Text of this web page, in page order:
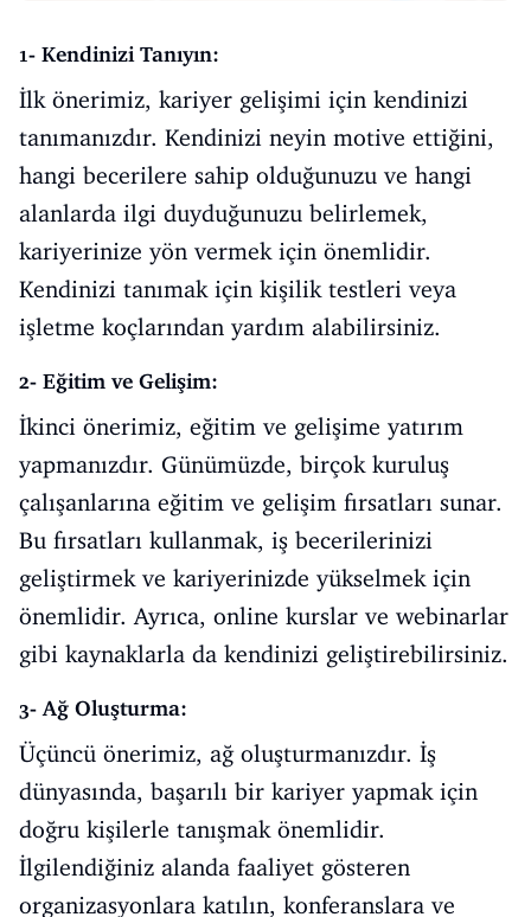
1- Kendinizi Tanıyın:
İlk önerimiz, kariyer gelişimi için kendinizi
tanımanızdır. Kendinizi neyin motive ettiğini,
hangi becerilere sahip olduğunuzu ve hangi
alanlarda ilgi duyduğunuzu belirlemek,
kariyerinize yön vermek için önemlidir.
Kendinizi tanımak için kişilik testleri veya
işletme koçlarından yardım alabilirsiniz.
2- Eğitim ve Gelişim:
İkinci önerimiz, eğitim ve gelişime yatırım
yapmanızdır. Günümüzde, birçok kuruluş
çalışanlarına eğitim ve gelişim fırsatları sunar.
Bu fırsatları kullanmak, iş becerilerinizi
geliştirmek ve kariyerinizde yükselmek için
önemlidir. Ayrıca, online kurslar ve webinarlar
gibi kaynaklarla da kendinizi geliştirebilirsiniz.
3- Ağ Oluşturma:
Üçüncü önerimiz, ağ oluşturmanızdır. İş
dünyasında, başarılı bir kariyer yapmak için
doğru kişilerle tanışmak önemlidir.
İlgilendiğiniz alanda faaliyet gösteren
organizasyonlara katılın, konferanslara ve